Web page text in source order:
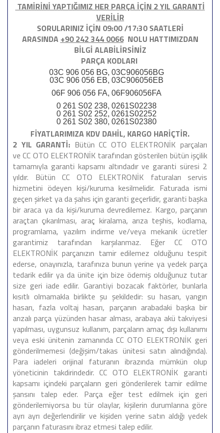
TAMİRİNİ YAPTIĞIMIZ HER PARÇA İÇİN 2 YIL GARANTİ
VERİLİR
SORULARINIZ İÇİN 09:00 /17:30 SAATLERİ
ARASINDA +90 242 344 0066NOLU HATTIMIZDAN
BİLGİ ALABİLİRSİNİZ
PARÇA KODLARI
03C 906 056 BG, 03C906056BG
03C 906 056 EB, 03C906056EB
06F 906 056 FA, 06F906056FA
0 261 S02 238, 0261S02238
0 261 S02 252, 0261S02252
0 261 S02 380, 0261S02380
FİYATLARIMIZA KDV DAHİL, KARGO HARİÇTİR.
2 YIL GARANTİ: Bütün CC OTO ELEKTRONİK parçaları
ve CC OTO ELEKTRONİK tarafından gösterilen bütün işçilik
tamamıyla garanti kapsamı altındadır ve garanti süresi 2
yıldır. Bütün CC OTO ELEKTRONİK faturaları servis
hizmetini ödeyen kişi/kuruma kesilmelidir. Faturada ismi
geçen şirket ya da şahıs için garanti geçerlidir, garanti başka
bir araca ya da kişi/kuruma devredilemez. Kargo, parçanın
araçtan çıkarılması, araç kiralama, arıza teşhis, kodlama,
programlama, yazılım indirme ve/veya mekanik ücretler
garantimiz tarafından karşılanmaz. Eğer CC OTO
ELEKTRONİK parçanızın tamir edilemez olduğunu tespit
ederse, onayınızla, tarafınıza bunun yerine ya yedek parça
tedarik edilir ya da ünite için bize ödemiş olduğunuz tutar
size geri iade edilir. Garantiyi bozacak faktörler, bunlarla
kısıtlı olmamakla birlikte şu şekildedir: su hasarı, yangın
hasarı, fazla voltaj hasarı, parçanın arabadaki başka bir
arızalı parça yüzünden hasar alması, arabaya akü takviyesi
yapılması, uygunsuz kullanım, parçaların amaç dışı kullanımı
veya eski ünitenin zamanında CC OTO ELEKTRONİK geri
gönderilmemesi (değişim/takas ünitesi satın alındığında).
Para iadeleri orijinal faturanın ibrazında mümkün olup
yöneticinin takdirindedir. CC OTO ELEKTRONİK garanti
kapsamı içindeki parçaların geri gönderilerek tamir edilme
şansını talep eder. Parça eğer test edilmek için geri
gönderilemiyorsa bu tür olaylar, kişilerin durumlarına göre
ayrı ayrı değerlendirilir ve kişiden yerine satın aldığı yedek
parçanın faturasını ibraz etmesi talep edilir.